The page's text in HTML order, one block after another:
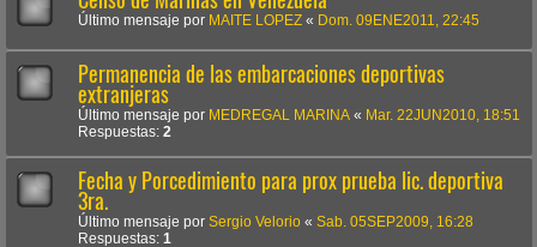
Último mensaje por MAITE LOPEZ « Dom. 09ENE2011, 22:45
Permanencia de las embarcaciones deportivas
extranjeras
Último mensaje por MEDREGAL MARINA « Mar. 22JUN2010, 18:51
Respuestas: 2
Fecha y Porcedimiento para prox prueba lic. deportiva
3ra.
Último mensaje por Sergio Velorio « Sab. 05SEP2009, 16:28
Respuestas: 1